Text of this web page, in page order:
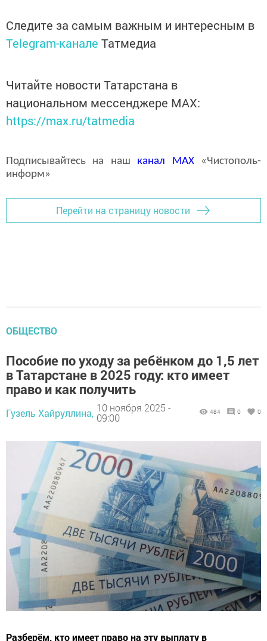
Следите за самым важным и интересным в
Telegram-канале Татмедиа
Читайте новости Татарстана в
национальном мессенджере MАХ:
https://max.ru/tatmedia
Подписывайтесь на наш канал MAX«Чистополь-
информ»
Перейти на страницу новости
ОБЩЕСТВО
Пособие по уходу за ребёнком до 1,5 лет
в Татарстане в 2025 году: кто имеет
право и как получить
Гузель Хайруллина, 10 ноября 2025 -
09:00
484 0 0
Разберём, кто имеет право на эту выплату в